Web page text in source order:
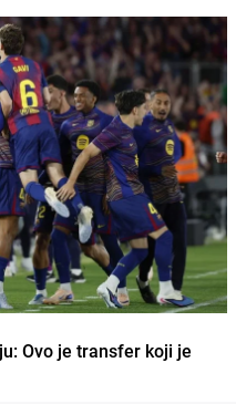
Ovo je transfer koji je